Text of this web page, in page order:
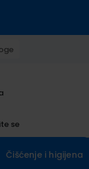
se
Čišćenje i higijena